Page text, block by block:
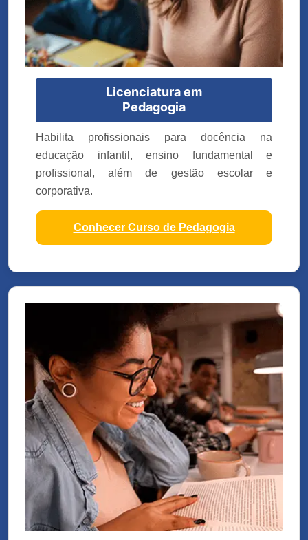
Licenciatura em
Pedagogia
Habilita profissionais para docência na
educação infantil, ensino fundamental e
profissional, além de gestão escolar e
corporativa.
Conhecer Curso de Pedagogia